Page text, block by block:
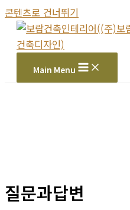
콘텐츠로 건너뛰기
Main Menu
질문과답변